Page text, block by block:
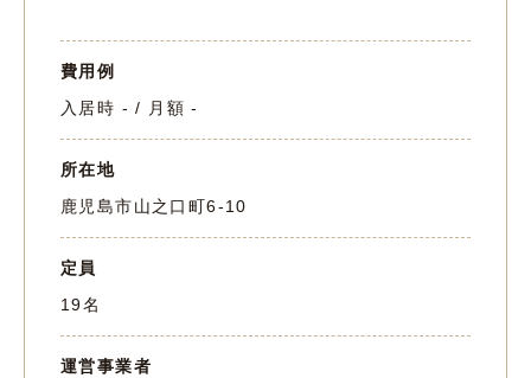
費用例
入居時 - / 月額 -
所在地
鹿児島市山之口町6-10
定員
19名
運営事業者